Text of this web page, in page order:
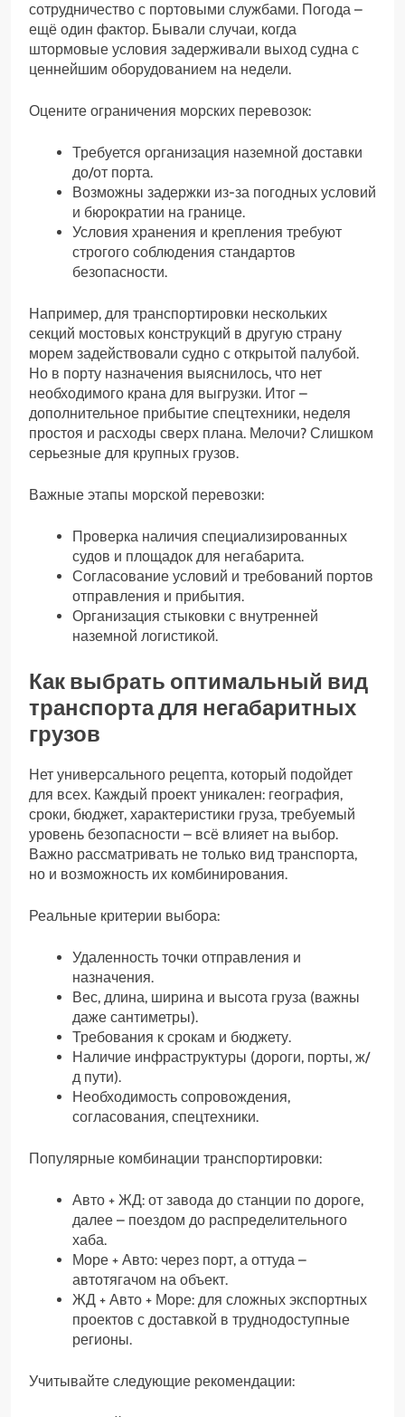
сотрудничество с портовыми службами. Погода –
ещё один фактор. Бывали случаи, когда
штормовые условия задерживали выход судна с
ценнейшим оборудованием на недели.
Оцените ограничения морских перевозок:
Требуется организация наземной доставки
до/от порта.
Возможны задержки из-за погодных условий
и бюрократии на границе.
Условия хранения и крепления требуют
строгого соблюдения стандартов
безопасности.
Например, для транспортировки нескольких
секций мостовых конструкций в другую страну
морем задействовали судно с открытой палубой.
Но в порту назначения выяснилось, что нет
необходимого крана для выгрузки. Итог –
дополнительное прибытие спецтехники, неделя
простоя и расходы сверх плана. Мелочи? Слишком
серьезные для крупных грузов.
Важные этапы морской перевозки:
Проверка наличия специализированных
судов и площадок для негабарита.
Согласование условий и требований портов
отправления и прибытия.
Организация стыковки с внутренней
наземной логистикой.
Как выбрать оптимальный вид
транспорта для негабаритных
грузов
Нет универсального рецепта, который подойдет
для всех. Каждый проект уникален: география,
сроки, бюджет, характеристики груза, требуемый
уровень безопасности – всё влияет на выбор.
Важно рассматривать не только вид транспорта,
но и возможность их комбинирования.
Реальные критерии выбора:
Удаленность точки отправления и
назначения.
Вес, длина, ширина и высота груза (важны
даже сантиметры).
Требования к срокам и бюджету.
Наличие инфраструктуры (дороги, порты, ж/
д пути).
Необходимость сопровождения,
согласования, спецтехники.
Популярные комбинации транспортировки:
Авто + ЖД: от завода до станции по дороге,
далее – поездом до распределительного
хаба.
Море + Авто: через порт, а оттуда –
автотягачом на объект.
ЖД + Авто + Море: для сложных экспортных
проектов с доставкой в труднодоступные
регионы.
Учитывайте следующие рекомендации: